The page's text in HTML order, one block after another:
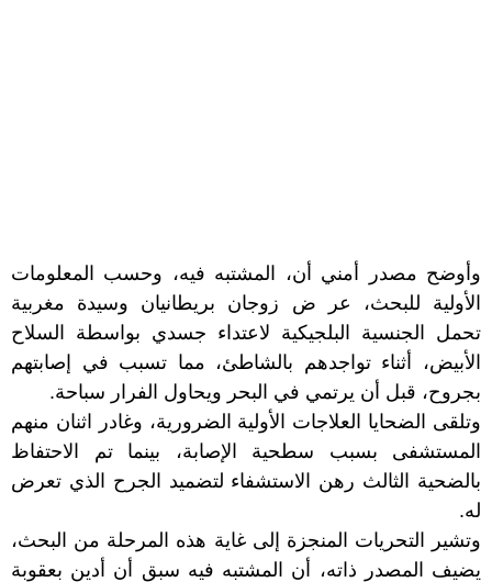
وأوضح مصدر أمني أن، المشتبه فيه، وحسب المعلومات
الأولية للبحث، عر ض زوجان بريطانيان وسيدة مغربية
تحمل الجنسية البلجيكية لاعتداء جسدي بواسطة السلاح
الأبيض، أثناء تواجدهم بالشاطئ، مما تسبب في إصابتهم
بجروح، قبل أن يرتمي في البحر ويحاول الفرار سباحة.
وتلقى الضحايا العلاجات الأولية الضرورية، وغادر اثنان منهم
المستشفى بسبب سطحية الإصابة، بينما تم الاحتفاظ
بالضحية الثالث رهن الاستشفاء لتضميد الجرح الذي تعرض
له.
وتشير التحريات المنجزة إلى غاية هذه المرحلة من البحث،
يضيف المصدر ذاته، أن المشتبه فيه سبق أن أدين بعقوبة